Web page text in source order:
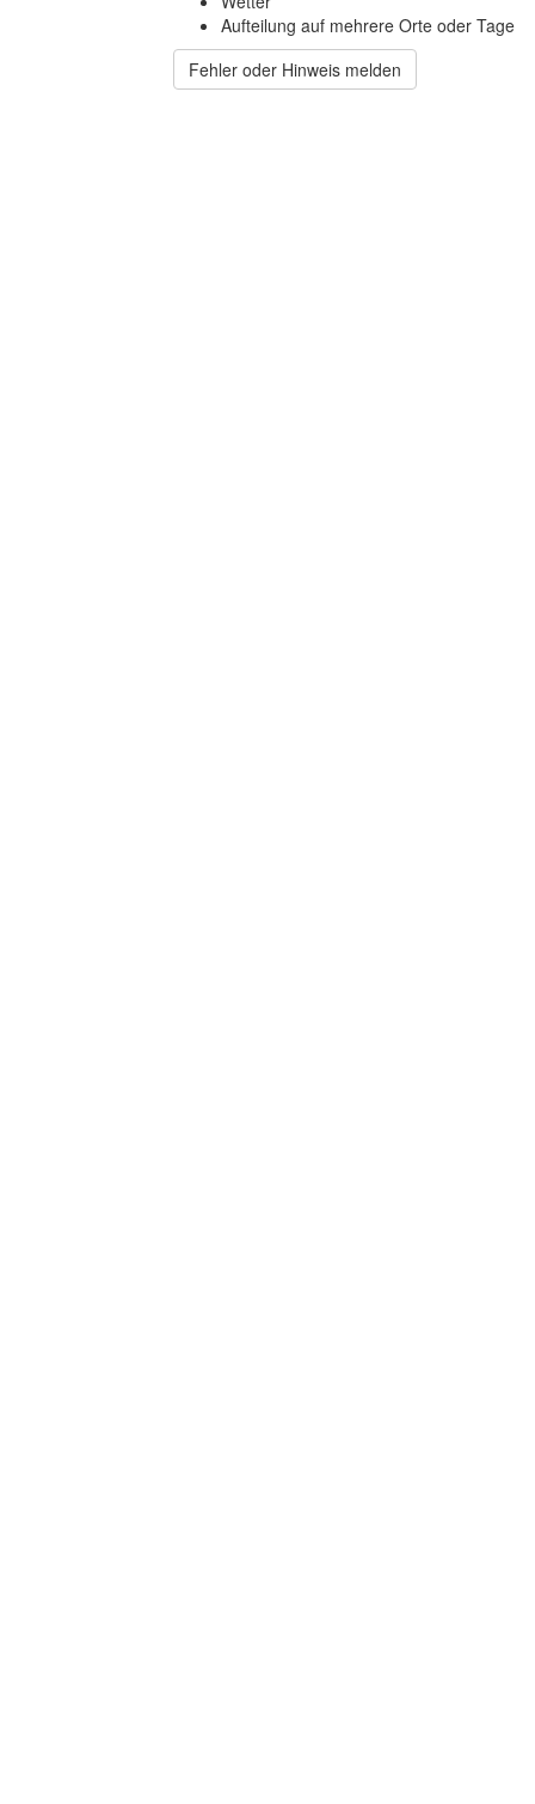
Aufteilung auf mehrere Orte oder Tage
Fehler oder Hinweis melden